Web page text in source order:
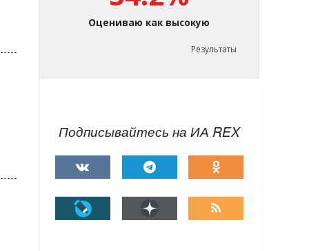
Оцениваю как высокую
Результаты
Подписывайтесь на ИА REX